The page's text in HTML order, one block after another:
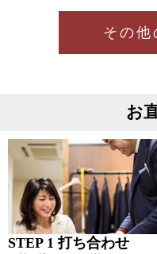
何件か電話で問い合わせをしま
正実績がいくつも紹介されてい
事への安心感もありましたが、
センスのいい着こなしや
チャンネルでの人柄などを拝見
し、この方なら大事な洋服の補
を任せても安心できる方だと感
たことがアルテさんに決めた正
な理由です。
早速アルテ平和本店さんにジャ
ットを持ち込んで補正をお願いし
その他
お
STEP 1 打ち合わせ